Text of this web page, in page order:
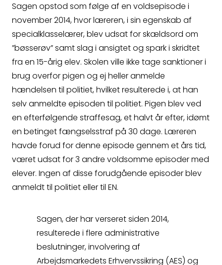
Sagen opstod som følge af en voldsepisode i
november 2014, hvor læreren, i sin egenskab af
specialklasselærer, blev udsat for skældsord om
”bøsserøv” samt slag i ansigtet og spark i skridtet
fra en 15-årig elev. Skolen ville ikke tage sanktioner i
brug overfor pigen og ej heller anmelde
hændelsen til politiet, hvilket resulterede i, at han
selv anmeldte episoden til politiet. Pigen blev ved
en efterfølgende straffesag, et halvt år efter, idømt
en betinget fængselsstraf på 30 dage. Læreren
havde forud for denne episode gennem et års tid,
været udsat for 3 andre voldsomme episoder med
elever. Ingen af disse forudgående episoder blev
anmeldt til politiet eller til EN.
Sagen, der har verseret siden 2014,
resulterede i flere administrative
beslutninger, involvering af
Arbejdsmarkedets Erhvervssikring (AES) og